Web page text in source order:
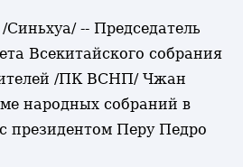
-- Председатель
Всекитайского собрания
/ПК ВСНП/ Чжан
народных собраний в
президентом Перу Педро